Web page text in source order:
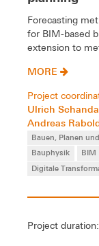
Forecasting
for BIM-based
extension to
MORE
Project
Ulrich Schanda
Andreas
Bauen, Planen
Bauphysik
BIM
Digitale
Project